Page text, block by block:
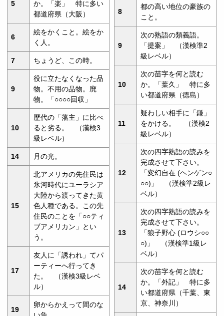
5
か。「楽」 特に多い
都道府県（大阪）
6
絵をかくこと。絵をか
く人。
7 ちょうど、この時。
9
役に立たなくなった品
物。不用の品物。廃
物。「○○○○回収」
10
歴代の「藩主」に比べ
ると劣る。 （漢検3
級レベル）
14 月の光。
15
北アメリカの先住民は
氷河時代にユーラシア
大陸から渡ってきた黄
色人種である。この先
住民のことを「○○ティ
ブアメリカン」とい
う。
17
友人に「誘われ」てパ
ーティーへ行ってき
た。 （漢検3級レベ
ル）
19
卵からかえって間のな
8
都の高い地位の豪族の
こと。
9
次の熟語の類義語。
「提案」 （漢検準2
級レベル）
10
次の苗字を何と読む
か。「葉久」 特に多
い都道府県（徳島）
11
疑わしい相手に「鎌」
をかける。 （漢検2
級レベル）
12
次の四字熟語の読みを
完成させて下さい。
「変幻自在 (ヘンゲン○
○○)」 （漢検準2級レ
ベル）
13
次の四字熟語の読みを
完成させて下さい。
「狼子野心 (ロウシ○○
○)」 （漢検準1級レ
ベル）
14
次の苗字を何と読む
か。「外記」 特に多
い都道府県（千葉、東
京、神奈川）